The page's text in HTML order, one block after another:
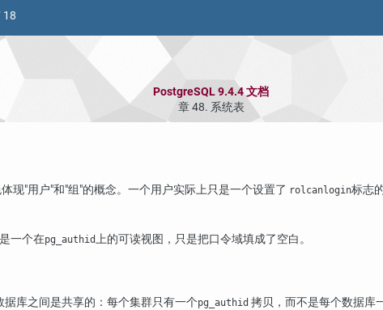
18
PostgreSQL 9.4.4 文档
章 48. 系统表
现"用户"和"组"的概念。一个用户实际上只是一个设置了 rolcanlogin标志
是一个在pg_authid上的可读视图，只是把口令域填成了空白。
库之间是共享的：每个集群只有一个pg_authid 拷贝，而不是每个数据库